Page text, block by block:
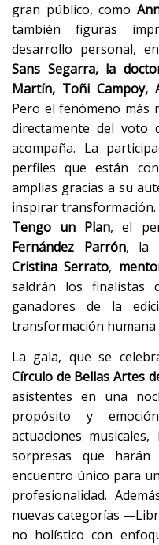
gran público, como
también figuras
desarrollo personal,
Sans Segarra, la
Martín, Toñi Campoy,
Pero el fenómeno más
directamente del voto
acompaña. La
perfiles que están
amplias gracias a su
inspirar transformación.
Tengo un Plan, el
Fernández Parrón, la
Cristina Serrato,
saldrán los finalistas
ganadores de la
transformación humana
La gala, que se
Círculo de Bellas Artes
asistentes en una
propósito y
actuaciones
sorpresas que
encuentro único para
profesionalidad.
nuevas categorías
no holístico con